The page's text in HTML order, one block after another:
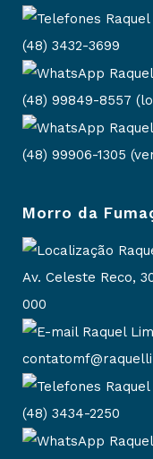
(48) 3432-3699
(48) 99849-8557
(48) 99906-1305
Morro da
Av. Celeste Reco,
000
(48) 3434-2250